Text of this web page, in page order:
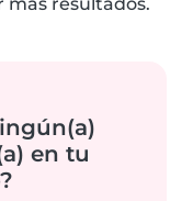
en tu